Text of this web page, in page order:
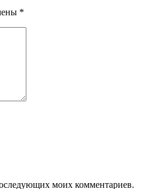
*
моих комментариев.